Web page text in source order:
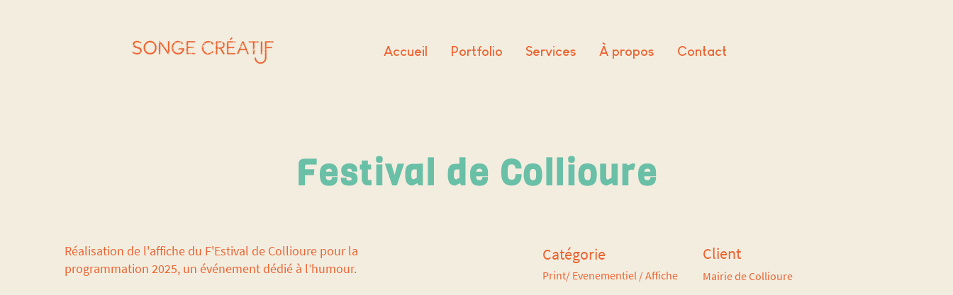
Accueil Portfolio Services À propos Contact
Festival de Collioure
Réalisation de l'affiche du F'Estival de Collioure pour la
programmation 2025, un événement dédié à l’humour.
Catégorie
Print/ Evenementiel / Affiche
Client
Mairie de Collioure